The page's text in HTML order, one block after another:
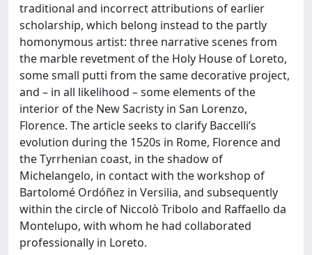
traditional and incorrect attributions of earlier
scholarship, which belong instead to the partly
homonymous artist: three narrative scenes from
the marble revetment of the Holy House of Loreto,
some small putti from the same decorative project,
and – in all likelihood – some elements of the
interior of the New Sacristy in San Lorenzo,
Florence. The article seeks to clarify Baccelli’s
evolution during the 1520s in Rome, Florence and
the Tyrrhenian coast, in the shadow of
Michelangelo, in contact with the workshop of
Bartolomé Ordóñez in Versilia, and subsequently
within the circle of Niccolò Tribolo and Raffaello da
Montelupo, with whom he had collaborated
professionally in Loreto.